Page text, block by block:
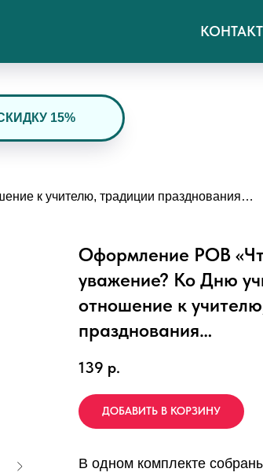
15%
к учителю, традиции празднования…
Оформление РОВ
уважение? Ко Дню
отношение к
празднования…
139 р.
ДОБАВИТЬ В КОРЗИНУ
В одном комплекте